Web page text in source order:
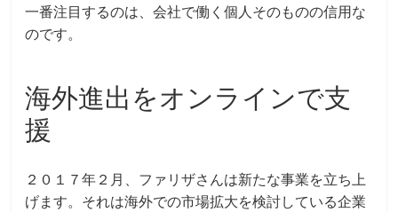
一番注目するのは、会社で働く個人そのものの信用な
のです。
海外進出をオンラインで支
援
２０１７年２月、ファリザさんは新たな事業を立ち上
げます。それは海外での市場拡大を検討している企業